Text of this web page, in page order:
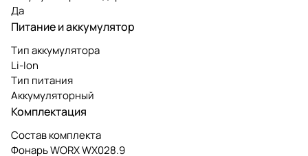
Да
Питание и аккумулятор
Тип аккумулятора
Li-Ion
Тип питания
Аккумуляторный
Комплектация
Состав комплекта
Фонарь WORX WX028.9